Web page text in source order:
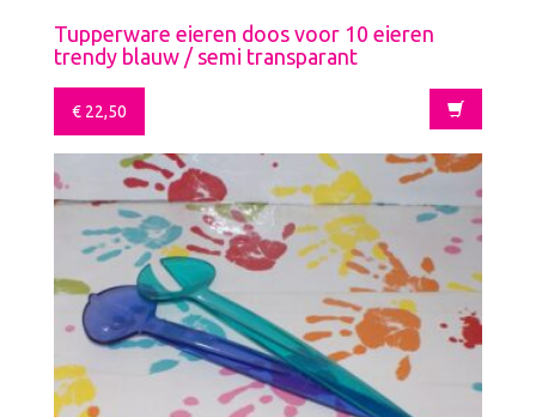
Tupperware eieren doos voor 10 eieren
trendy blauw / semi transparant
€ 22,50